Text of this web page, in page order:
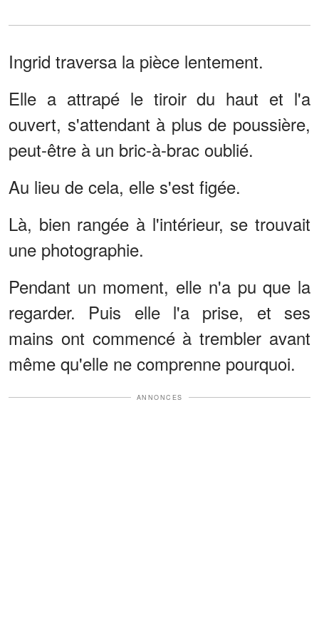
Ingrid traversa la pièce lentement.
Elle a attrapé le tiroir du haut et l'a
ouvert, s'attendant à plus de poussière,
peut-être à un bric-à-brac oublié.
Au lieu de cela, elle s'est figée.
Là, bien rangée à l'intérieur, se trouvait
une photographie.
Pendant un moment, elle n'a pu que la
regarder. Puis elle l'a prise, et ses
mains ont commencé à trembler avant
même qu'elle ne comprenne pourquoi.
ANNONCES